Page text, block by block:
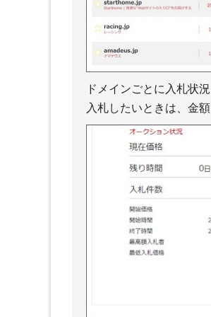
ドメインごとに入札状
入札したいときは、金